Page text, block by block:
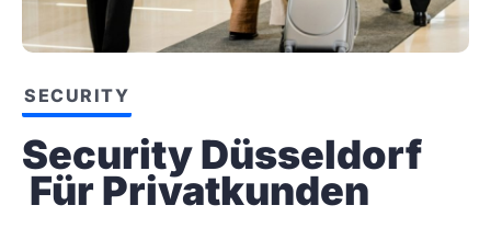
SECURITY
Security Düsseldorf
Für Privatkunden